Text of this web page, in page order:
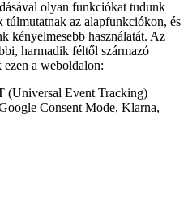
olyan funkciókat tudunk
túlmutatnak az alapfunkciókon, és
kényelmesebb használatát. Az
harmadik féltől származó
ezen a weboldalon:
(Universal Event Tracking)
Consent Mode, Klarna,